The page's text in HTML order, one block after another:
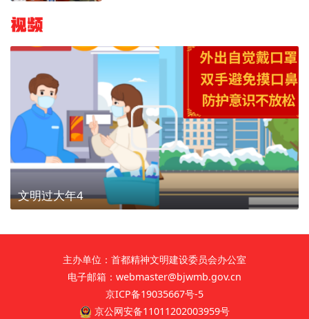
视频
文明过大年4
主办单位：首都精神文明建设委员会办公室
电子邮箱：webmaster@bjwmb.gov.cn
京ICP备19035667号-5
京公网安备11011202003959号